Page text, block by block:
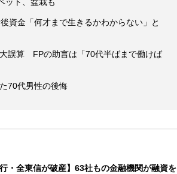
ット、盆栽も
資金「何才まで生きるかわからない」と
誤算 FPの助言は「70代半ばまで働けば
70代男性の後悔
・全東信が破産】63社もの金融機関が融資を